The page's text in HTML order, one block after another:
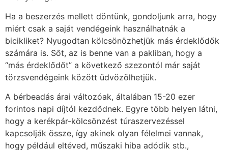
Ha a beszerzés mellett döntünk, gondoljunk arra, hogy
miért csak a saját vendégeink használhatnák a
bicikliket? Nyugodtan kölcsönözhetjük más érdeklődők
számára is. Sőt, az is benne van a pakliban, hogy a
“más érdeklődőt” a következő szezontól már saját
törzsvendégeink között üdvözölhetjük.
A bérbeadás árai változóak, általában 15-20 ezer
forintos napi díjtól kezdődnek. Egyre több helyen látni,
hogy a kerékpár-kölcsönzést túraszervezéssel
kapcsolják össze, így akinek olyan félelmei vannak,
hogy például eltéved, műszaki hiba adódik stb.,